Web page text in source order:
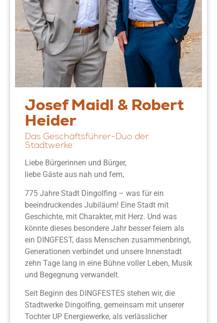
Josef Maidl & Robert
Heider
Das Geschäftsführer-Duo der
Stadtwerke
Liebe Bürgerinnen und Bürger,
liebe Gäste aus nah und fern,
775 Jahre Stadt Dingolfing – was für ein
beeindruckendes Jubiläum! Eine Stadt mit
Geschichte, mit Charakter, mit Herz. Und was
könnte dieses besondere Jahr besser feiern als
ein DINGFEST, dass Menschen zusammenbringt,
Generationen verbindet und unsere Innenstadt
zehn Tage lang in eine Bühne voller Leben, Musik
und Begegnung verwandelt.
Seit Beginn des DINGFESTES stehen wir, die
Stadtwerke Dingolfing, gemeinsam mit unserer
Tochter UP Energiewerke, als verlässlicher